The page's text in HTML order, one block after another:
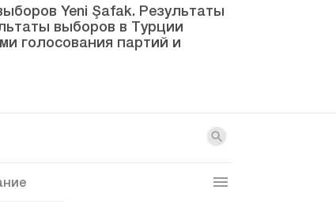
Yeni Şafak. Результаты
выборов в Турции
голосования партий и